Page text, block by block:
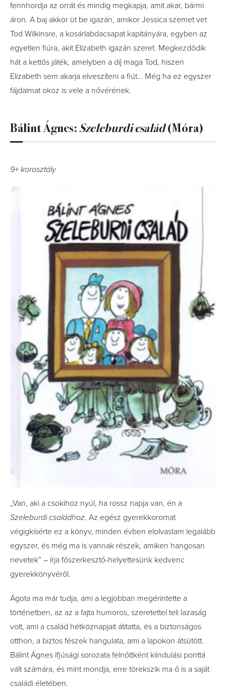
fennhordja az orrát és mindig megkapja, amit akar, bármi
áron. A baj akkor üt be igazán, amikor Jessica szemet vet
Tod Wilkinsre, a kosárlabdacsapat kapitányára, egyben az
egyetlen fiúra, akit Elizabeth igazán szeret. Megkezdődik
hát a kettős játék, amelyben a díj maga Tod, hiszen
Elizabeth sem akarja elveszíteni a fiút… Még ha ez egyszer
fájdalmat okoz is vele a nővérének.
Bálint Ágnes:Szeleburdi család(Móra)
9+ korosztály
„Van, aki a csokihoz nyúl, ha rossz napja van, én a
Szeleburdi családhoz. Az egész gyerekkoromat
végigkísérte ez a könyv, minden évben elolvastam legalább
egyszer, és még ma is vannak részek, amiken hangosan
nevetek” – írja főszerkesztő-helyettesünk kedvenc
gyerekkönyvéről.
Ágota ma már tudja, ami a legjobban megérintette a
történetben, az az a fajta humoros, szeretettel teli lazaság
volt, ami a család hétköznapjait átitatta, és a biztonságos
otthon, a biztos fészek hangulata, ami a lapokon átsütött.
Bálint Ágnes ifjúsági sorozata felnőttként kiindulási ponttá
vált számára, és mint mondja, erre törekszik ma ő is a saját
családi életében.